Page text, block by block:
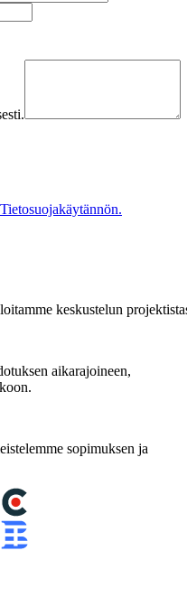
Tietosuojakäytännön.
keskustelun
aikarajoineen,
sopimuksen ja